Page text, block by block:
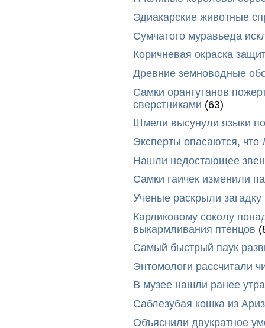
Эдиакарские животные
Сумчатого муравьеда
Коричневая окраска
Древние земноводные
Самки орангутанов
сверстниками (63)
Шмели высунули языки
Эксперты опасаются,
Нашли недостающее
Самки гаичек изменили
Ученые раскрыли загадку
Карликовому соколу
выкармливания птенцов
Самый быстрый паук
Энтомологи рассчитали
В музее нашли ранее
Саблезубая кошка из
Объяснили двукратное